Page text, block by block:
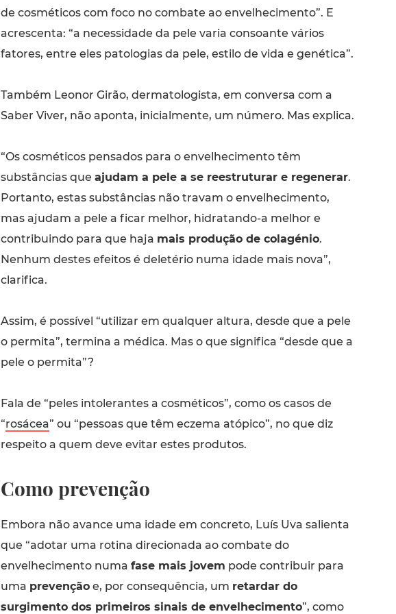
de cosméticos com foco no combate ao envelhecimento”. E
acrescenta: “a necessidade da pele varia consoante vários
fatores, entre eles patologias da pele, estilo de vida e genética”.
Também Leonor Girão, dermatologista, em conversa com a
Saber Viver, não aponta, inicialmente, um número. Mas explica.
“Os cosméticos pensados para o envelhecimento têm
substâncias que ajudam a pele a se reestruturar e regenerar.
Portanto, estas substâncias não travam o envelhecimento,
mas ajudam a pele a ficar melhor, hidratando-a melhor e
contribuindo para que haja mais produção de colagénio.
Nenhum destes efeitos é deletério numa idade mais nova”,
clarifica.
Assim, é possível “utilizar em qualquer altura, desde que a pele
o permita”, termina a médica. Mas o que significa “desde que a
pele o permita”?
Fala de “peles intolerantes a cosméticos”, como os casos de
“rosácea” ou “pessoas que têm eczema atópico”, no que diz
respeito a quem deve evitar estes produtos.
Como prevenção
Embora não avance uma idade em concreto, Luís Uva salienta
que “adotar uma rotina direcionada ao combate do
envelhecimento numa fase mais jovem pode contribuir para
uma prevençãoe, por consequência, um retardar do
surgimento dos primeiros sinais de envelhecimento”, como